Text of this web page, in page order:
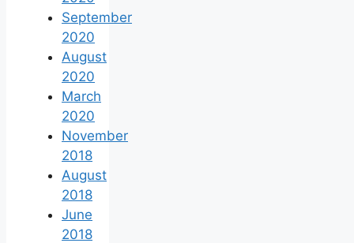
September
2020
August
2020
March
2020
November
2018
August
2018
June
2018